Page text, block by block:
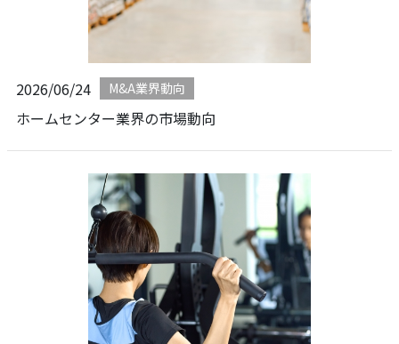
2026/06/24 M&A業界動向
ホームセンター業界の市場動向